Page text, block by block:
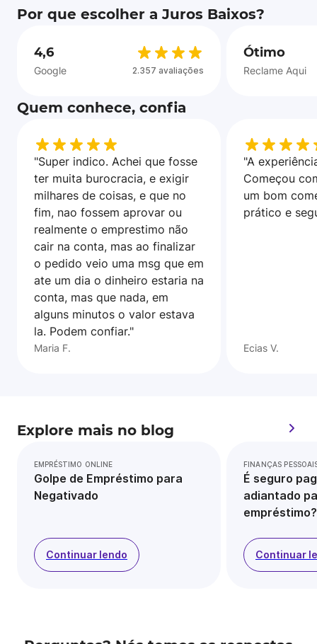
Por que escolher a Juros Baixos?
4,6
Google 2.357 avaliações
Ótimo
Reclame Aqui
Quem conhece, confia
"Super indico. Achei que fosse
ter muita burocracia, e exigir
milhares de coisas, e que no
fim, nao fossem aprovar ou
realmente o emprestimo não
cair na conta, mas ao finalizar
o pedido veio uma msg que em
ate um dia o dinheiro estaria na
conta, mas que nada, em
alguns minutos o valor estava
la. Podem confiar."
Maria F.
"A
Começou
um bom
prático e
Ecias V.
Explore mais no blog
EMPRÉSTIMO ONLINE
Golpe de Empréstimo para
Negativado
Continuar lendo
FINANÇAS
É seguro
adiantado
empréstimo?
Continuar